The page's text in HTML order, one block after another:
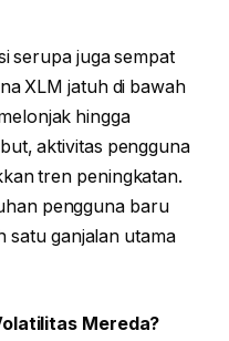
serupa juga sempat
XLM jatuh di bawah
hingga
aktivitas pengguna
tren peningkatan.
pengguna baru
satu ganjalan utama
Mereda?